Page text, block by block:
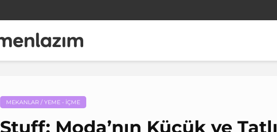
MEKANLAR / YEME - İÇME
Stuff: Moda’nın Küçük ve Tatlı